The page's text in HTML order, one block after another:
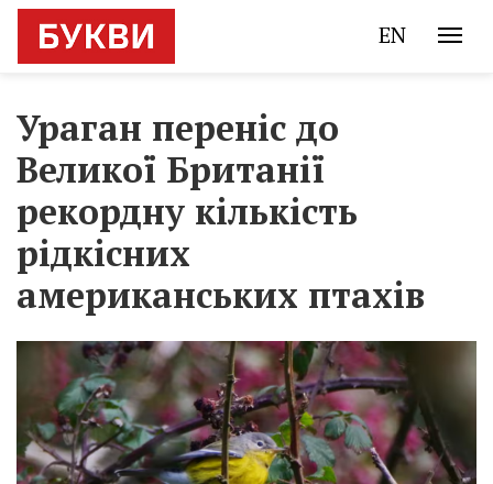
EN
Ураган переніс до
Великої Британії
рекордну кількість
рідкісних
американських птахів